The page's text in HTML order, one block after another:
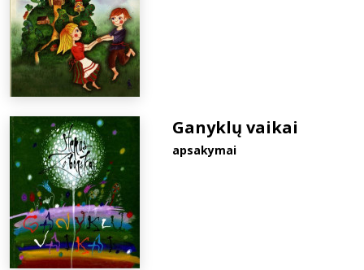
Ganyklų vaikai
apsakymai